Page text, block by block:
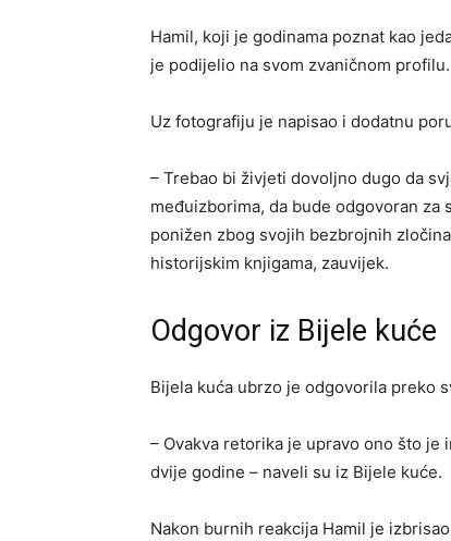
Hamil, koji je godinama poznat kao
je podijelio na svom zvaničnom profilu.
Uz fotografiju je napisao i dodatnu
– Trebao bi živjeti dovoljno dugo da
međuizborima, da bude odgovoran
ponižen zbog svojih bezbrojnih
historijskim knjigama, zauvijek.
Odgovor iz Bijele kuće
Bijela kuća ubrzo je odgovorila preko
– Ovakva retorika je upravo ono što
dvije godine – naveli su iz Bijele kuće.
Nakon burnih reakcija Hamil je